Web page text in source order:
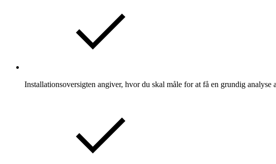
Installationsoversigten angiver, hvor du skal måle for at få en grundig analyse